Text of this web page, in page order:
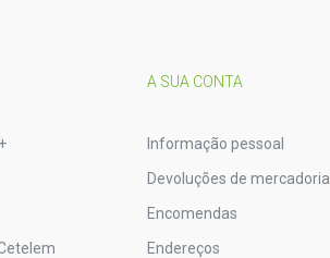
A SUA CONTA
Informação pessoal
Devoluções de mercadoria
Encomendas
Endereços